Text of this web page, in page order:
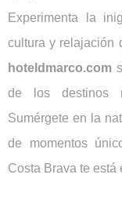
Experimenta la
cultura y relajación
hoteldmarco.com
de los destinos
Sumérgete en la
de momentos
Costa Brava te está